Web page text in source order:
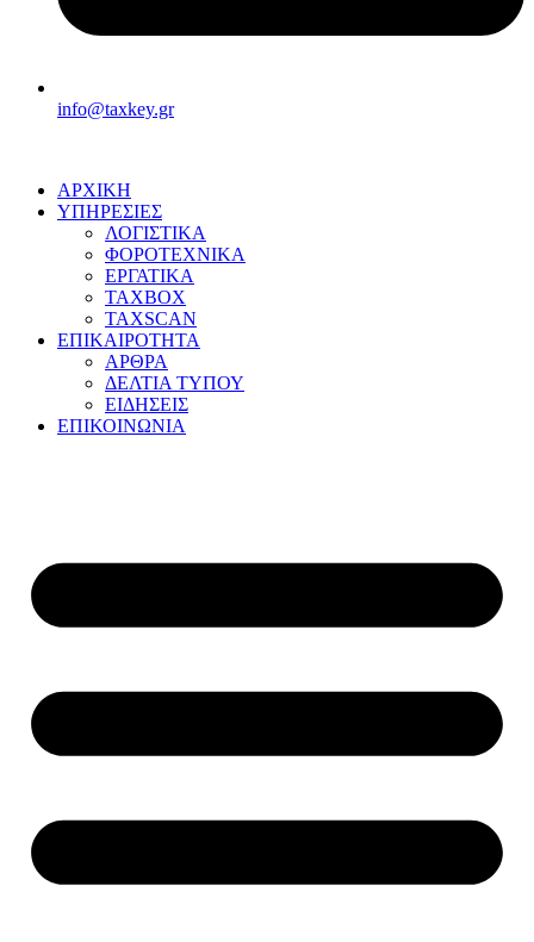
info@taxkey.gr
ΑΡΧΙΚΗ
ΥΠΗΡΕΣΙΕΣ
ΛΟΓΙΣΤΙΚΑ
ΦΟΡΟΤΕΧΝΙΚΑ
ΕΡΓΑΤΙΚΑ
TAXBOX
TAXSCAN
ΕΠΙΚΑΙΡΟΤΗΤΑ
ΑΡΘΡΑ
ΔΕΛΤΙΑ ΤΥΠΟΥ
ΕΙΔΗΣΕΙΣ
ΕΠΙΚΟΙΝΩΝΙΑ